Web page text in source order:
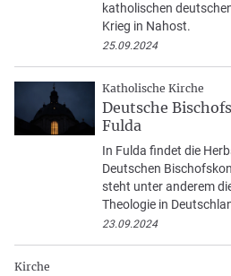
katholischen
Krieg in Nahost.
25.09.2024
Katholische Kirche
Deutsche
Fulda
In Fulda findet die
Deutschen
steht unter anderem
Theologie in
23.09.2024
Kirche